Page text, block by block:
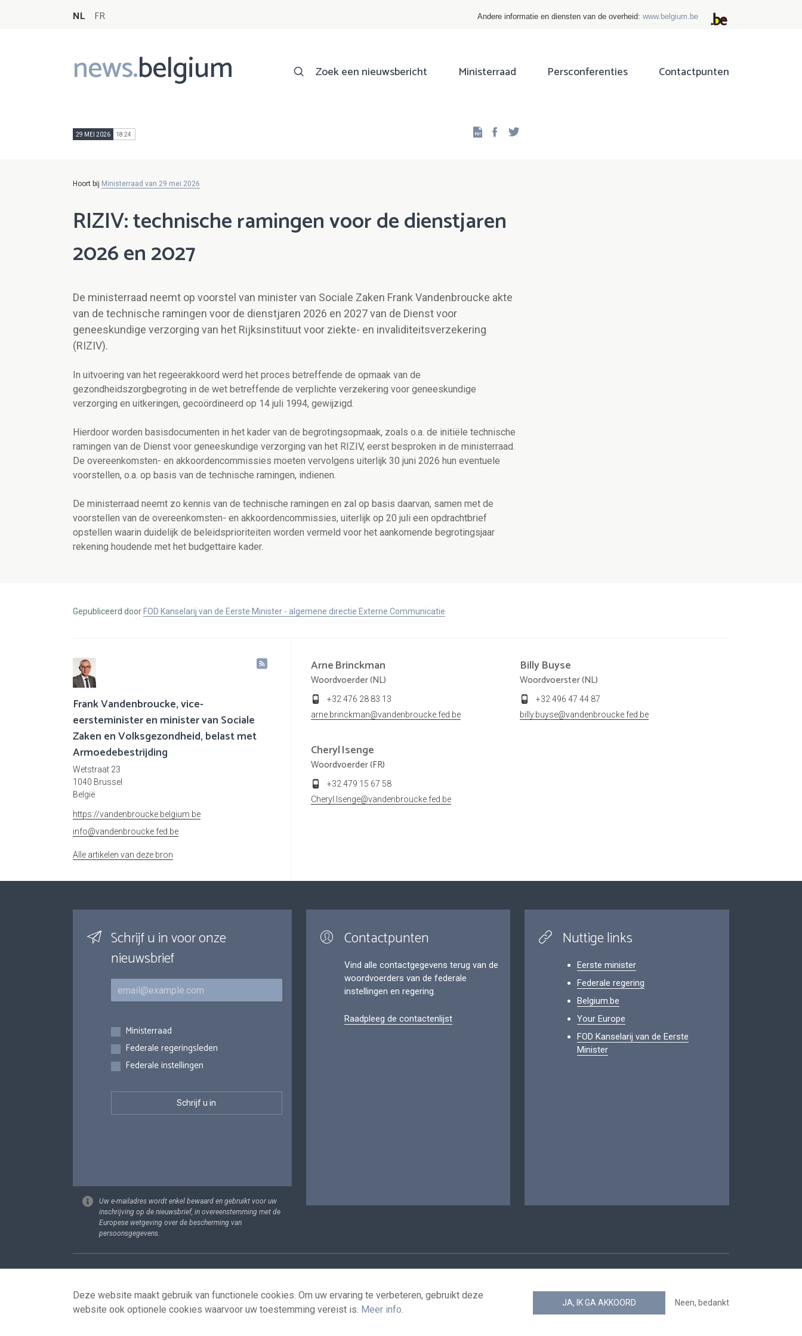
NL FR Andere informatie en diensten van de overheid: www.belgium.be
news.belgium
Main
navigation
Zoek een nieuwsbericht Ministerraad Persconferenties Contactpunten
29 MEI 2026 18:24 Facebook
Hoort bij Ministerraad van 29 mei 2026
RIZIV: technische ramingen voor de dienstjaren
2026 en 2027
De ministerraad neemt op voorstel van minister van Sociale Zaken Frank Vandenbroucke akte
van de technische ramingen voor de dienstjaren 2026 en 2027 van de Dienst voor
geneeskundige verzorging van het Rijksinstituut voor ziekte- en invaliditeitsverzekering
(RIZIV).
In uitvoering van het regeerakkoord werd het proces betreffende de opmaak van de
gezondheidszorgbegroting in de wet betreffende de verplichte verzekering voor geneeskundige
verzorging en uitkeringen, gecoördineerd op 14 juli 1994, gewijzigd.
Hierdoor worden basisdocumenten in het kader van de begrotingsopmaak, zoals o.a. de initiële technische
ramingen van de Dienst voor geneeskundige verzorging van het RIZIV, eerst besproken in de ministerraad.
De overeenkomsten- en akkoordencommissies moeten vervolgens uiterlijk 30 juni 2026 hun eventuele
voorstellen, o.a. op basis van de technische ramingen, indienen.
De ministerraad neemt zo kennis van de technische ramingen en zal op basis daarvan, samen met de
voorstellen van de overeenkomsten- en akkoordencommissies, uiterlijk op 20 juli een opdrachtbrief
opstellen waarin duidelijk de beleidsprioriteiten worden vermeld voor het aankomende begrotingsjaar
rekening houdende met het budgettaire kader.
Gepubliceerd door FOD Kanselarij van de Eerste Minister - algemene directie Externe Communicatie
Frank Vandenbroucke, vice-
eersteminister en minister van Sociale
Zaken en Volksgezondheid, belast met
Armoedebestrijding
Wetstraat 23
1040 Brussel
België
https://vandenbroucke.belgium.be
info@vandenbroucke.fed.be
Alle artikelen van deze bron
ArneBrinckman
Woordvoerder (NL)
+32 476 28 83 13
arne.brinckman@vandenbroucke.fed.be
BillyBuyse
Woordvoerster (NL)
+32 496 47 44 87
billy.buyse@vandenbroucke.fed.be
CherylIsenge
Woordvoerder (FR)
+32 479 15 67 58
Cheryl.Isenge@vandenbroucke.fed.be
Schrijf u in voor onze
nieuwsbrief
E-mail
Inschrijvingen
Ministerraad
Federale regeringsleden
Federale instellingen
Uw e-mailadres wordt enkel bewaard en gebruikt voor uw
inschrijving op de nieuwsbrief, in overeenstemming met de
Europese wetgeving over de bescherming van
persoonsgegevens.
Contactpunten
Vind alle contactgegevens terug van de
woordvoerders van de federale
instellingen en regering.
Raadpleeg de contactenlijst
Nuttige links
Eerste minister
Federale regering
Belgium.be
Your Europe
FOD Kanselarij van de Eerste
Minister
Footer
Deze website maakt gebruik van functionele cookies. Om uw ervaring te verbeteren, gebruikt deze
website ook optionele cookies waarvoor uw toestemming vereist is. Meer info.
JA, IK GA AKKOORD Neen, bedankt